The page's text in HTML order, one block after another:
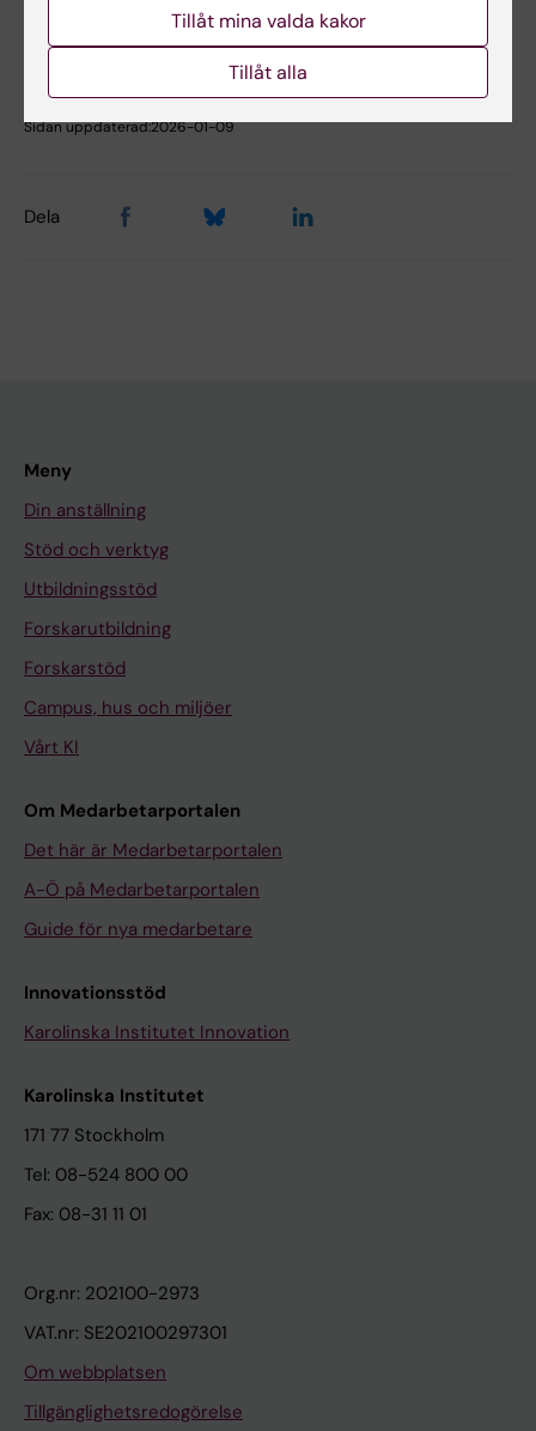
Åsa Rauger
Sidan uppdaterad:2026-01-09
Dela
Meny
Din anställning
Stöd och verktyg
Utbildningsstöd
Forskarutbildning
Forskarstöd
Campus, hus och miljöer
Vårt KI
Om Medarbetarportalen
Det här är Medarbetarportalen
A-Ö på Medarbetarportalen
Guide för nya medarbetare
Innovationsstöd
Karolinska Institutet Innovation
Karolinska Institutet
171 77 Stockholm
Tel: 08-524 800 00
Fax: 08-31 11 01
Org.nr: 202100-2973
VAT.nr: SE202100297301
Om webbplatsen
Tillgänglighetsredogörelse
Tillåt mina valda kakor
Tillåt alla